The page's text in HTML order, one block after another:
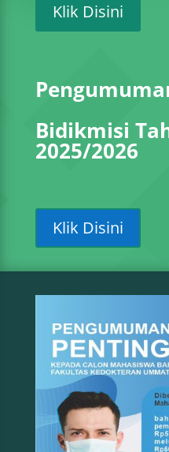
Klik Disini
Bidikmisi
2025/2026
Klik Disini